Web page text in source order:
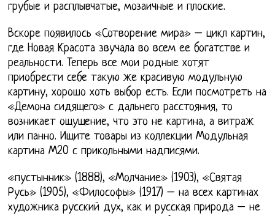
грубые и расплывчатые, мозаичные и плоские.
Вскоре появилось «Сотворение мира» – цикл картин,
где Новая Красота звучала во всем ее богатстве и
реальности. Теперь все мои родные хотят
приобрести себе такую же красивую модульную
картину, хорошо хоть выбор есть. Если посмотреть на
«Демона сидящего» с дальнего расстояния, то
возникает ощущение, что это не картина, а витраж
или панно. Ищите товары из коллекции Модульная
картина М20 с прикольными надписями.
«пустынник» (1888), «Молчание» (1903), «Святая
Русь» (1905), «Философы» (1917) – на всех картинах
художника русский дух, как и русская природа – не